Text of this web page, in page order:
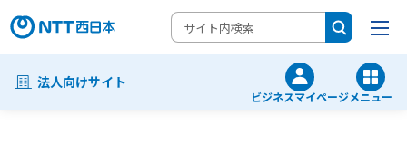
法人向けサイト
ビジネスマイページメニュー